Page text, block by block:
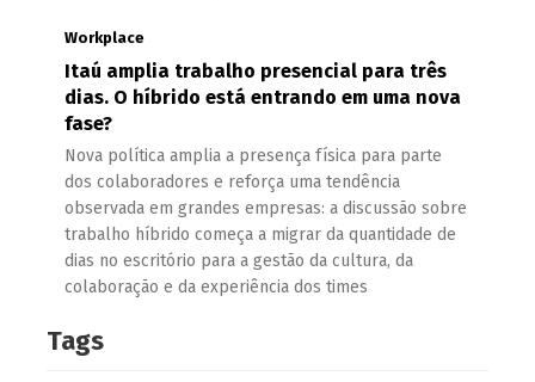
Workplace
Itaú amplia trabalho presencial para três
dias. O híbrido está entrando em uma nova
fase?
Nova política amplia a presença física para parte
dos colaboradores e reforça uma tendência
observada em grandes empresas: a discussão sobre
trabalho híbrido começa a migrar da quantidade de
dias no escritório para a gestão da cultura, da
colaboração e da experiência dos times
Tags